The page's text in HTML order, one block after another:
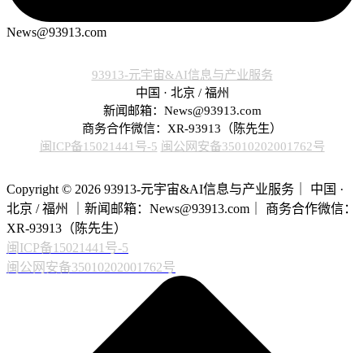
News@93913.com
93913-元宇宙&AI信息与产业服务
中国 · 北京 / 福州
新闻邮箱：News@93913.com
商务合作微信：XR-93913（陈先生）
闽ICP备15021441号-5 闽公网安备35010202001762号
Copyright © 2026 93913-元宇宙&AI信息与产业服务｜ 中国 ·
北京 / 福州 ｜新闻邮箱：News@93913.com｜ 商务合作微信：
XR-93913（陈先生）
闽ICP备15021441号-5
闽公网安备35010202001762号